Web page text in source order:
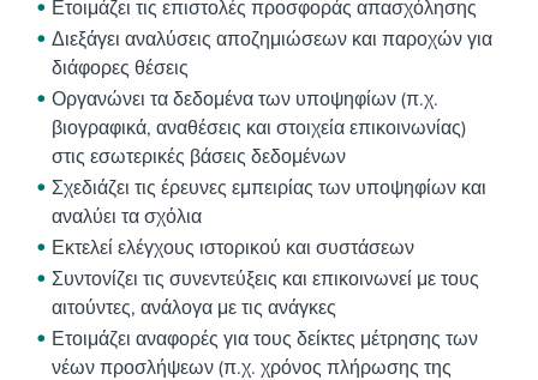
Ετοιμάζει τις επιστολές προσφοράς απασχόλησης
Διεξάγει αναλύσεις αποζημιώσεων και παροχών για
διάφορες θέσεις
Οργανώνει τα δεδομένα των υποψηφίων (π.χ.
βιογραφικά, αναθέσεις και στοιχεία επικοινωνίας)
στις εσωτερικές βάσεις δεδομένων
Σχεδιάζει τις έρευνες εμπειρίας των υποψηφίων και
αναλύει τα σχόλια
Εκτελεί ελέγχους ιστορικού και συστάσεων
Συντονίζει τις συνεντεύξεις και επικοινωνεί με τους
αιτούντες, ανάλογα με τις ανάγκες
Ετοιμάζει αναφορές για τους δείκτες μέτρησης των
νέων προσλήψεων (π.χ. χρόνος πλήρωσης της